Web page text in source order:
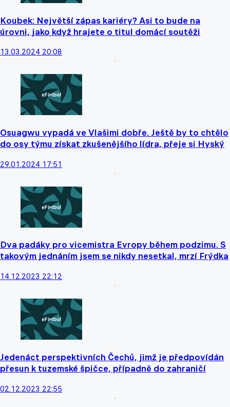
Koubek: Největší zápas kariéry? Asi to bude na
úrovni, jako když hrajete o titul domácí soutěži
13.03.2024 20:08
Osuagwu vypadá ve Vlašimi dobře. Ještě by to chtělo
do osy týmu získat zkušenějšího lídra, přeje si Hyský
29.01.2024 17:51
Dva padáky pro vicemistra Evropy během podzimu. S
takovým jednáním jsem se nikdy nesetkal, mrzí Frýdka
14.12.2023 22:12
Jedenáct perspektivních Čechů, jimž je předpovídán
přesun k tuzemské špičce, případně do zahraničí
02.12.2023 22:55